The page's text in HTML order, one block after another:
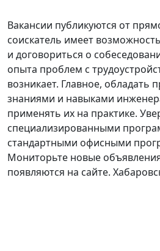
Южно-Сахалинск
Якутск
Ярославль
Вакансии публикуются от
соискатель имеет
и договориться о
опыта проблем с
возникает. Главное, обладать
знаниями и навыками
применять их на практике.
специализированными
стандартными офисными
Мониторьте новые
появляются на сайте.